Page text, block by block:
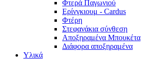
Φτερά Παγωνιού
Ερίνγκιουμ - Cardus
Φτέρη
Στεφανάκια σύνθεση
Αποξηραμένα Μπουκέτα
Διάφορα αποξηραμένα
Υλικά